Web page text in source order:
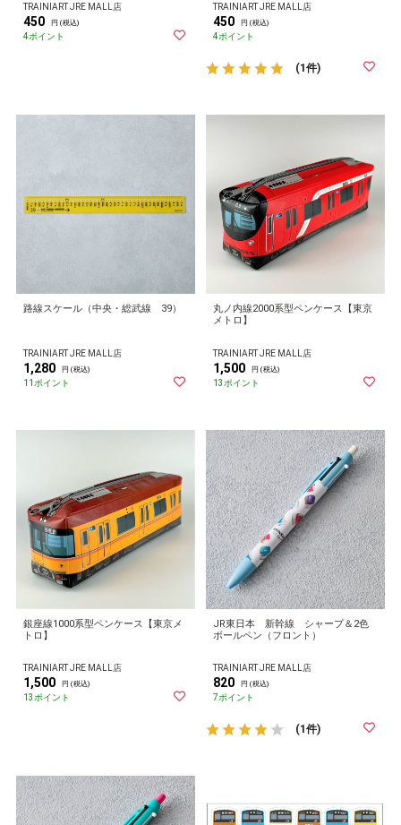
TRAINIART JRE MALL店
450 円 (税込)
4ポイント
TRAINIART JRE MALL店
450 円 (税込)
4ポイント
(1件)
路線スケール（中央・総武線 39）
TRAINIART JRE MALL店
1,280 円 (税込)
11ポイント
丸ノ内線2000系型ペンケース【東京
メトロ】
TRAINIART JRE MALL店
1,500 円 (税込)
13ポイント
銀座線1000系型ペンケース【東京メ
トロ】
TRAINIART JRE MALL店
1,500 円 (税込)
13ポイント
JR東日本 新幹線 シャープ＆2色
ボールペン（フロント）
TRAINIART JRE MALL店
820 円 (税込)
7ポイント
(1件)